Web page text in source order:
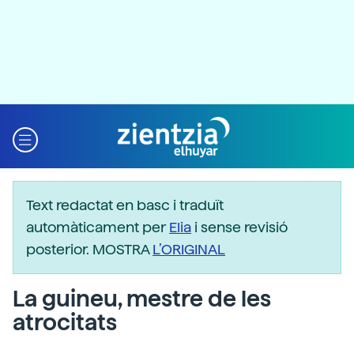
Text redactat en basc i traduït
automàticament perElia i sense revisió
posterior. MOSTRAL’ORIGINAL
La guineu, mestre de les
atrocitats